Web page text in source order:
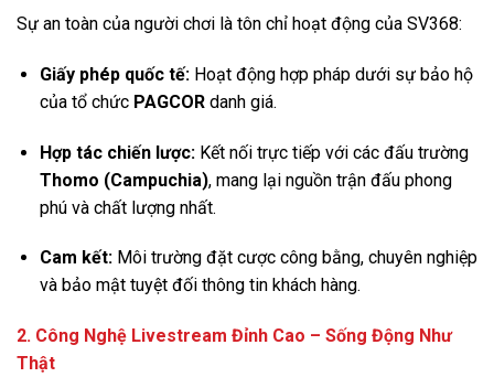
Sự an toàn của người chơi là tôn chỉ hoạt động của SV368:
Giấy phép quốc tế:Hoạt động hợp pháp dưới sự bảo hộ
của tổ chức PAGCORdanh giá.
Hợp tác chiến lược:Kết nối trực tiếp với các đấu trường
Thomo (Campuchia), mang lại nguồn trận đấu phong
phú và chất lượng nhất.
Cam kết:Môi trường đặt cược công bằng, chuyên nghiệp
và bảo mật tuyệt đối thông tin khách hàng.
2. Công Nghệ Livestream Đỉnh Cao – Sống Động Như
Thật